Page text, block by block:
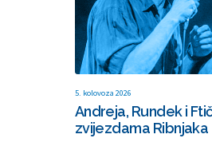
5. kolovoza 2026
Andreja, Rundek i
zvijezdama Ribnjaka